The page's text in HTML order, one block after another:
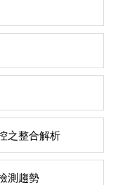
之整合解析
測趨勢